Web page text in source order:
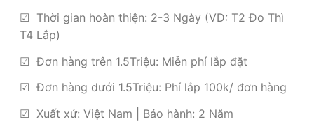
☑ Thời gian hoàn thiện: 2-3 Ngày (VD: T2 Đo Thì
T4 Lắp)
☑ Đơn hàng trên 1.5Triệu: Miễn phí lắp đặt
☑ Đơn hàng dưới 1.5Triệu: Phí lắp 100k/ đơn hàng
☑ Xuất xứ: Việt Nam | Bảo hành: 2 Năm